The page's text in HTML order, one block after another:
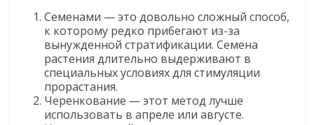
Семенами — это довольно сложный способ,
к которому редко прибегают из-за
вынужденной стратификации. Семена
растения длительно выдерживают в
специальных условиях для стимуляции
прорастания.
Черенкование — этот метод лучше
использовать в апреле или августе.